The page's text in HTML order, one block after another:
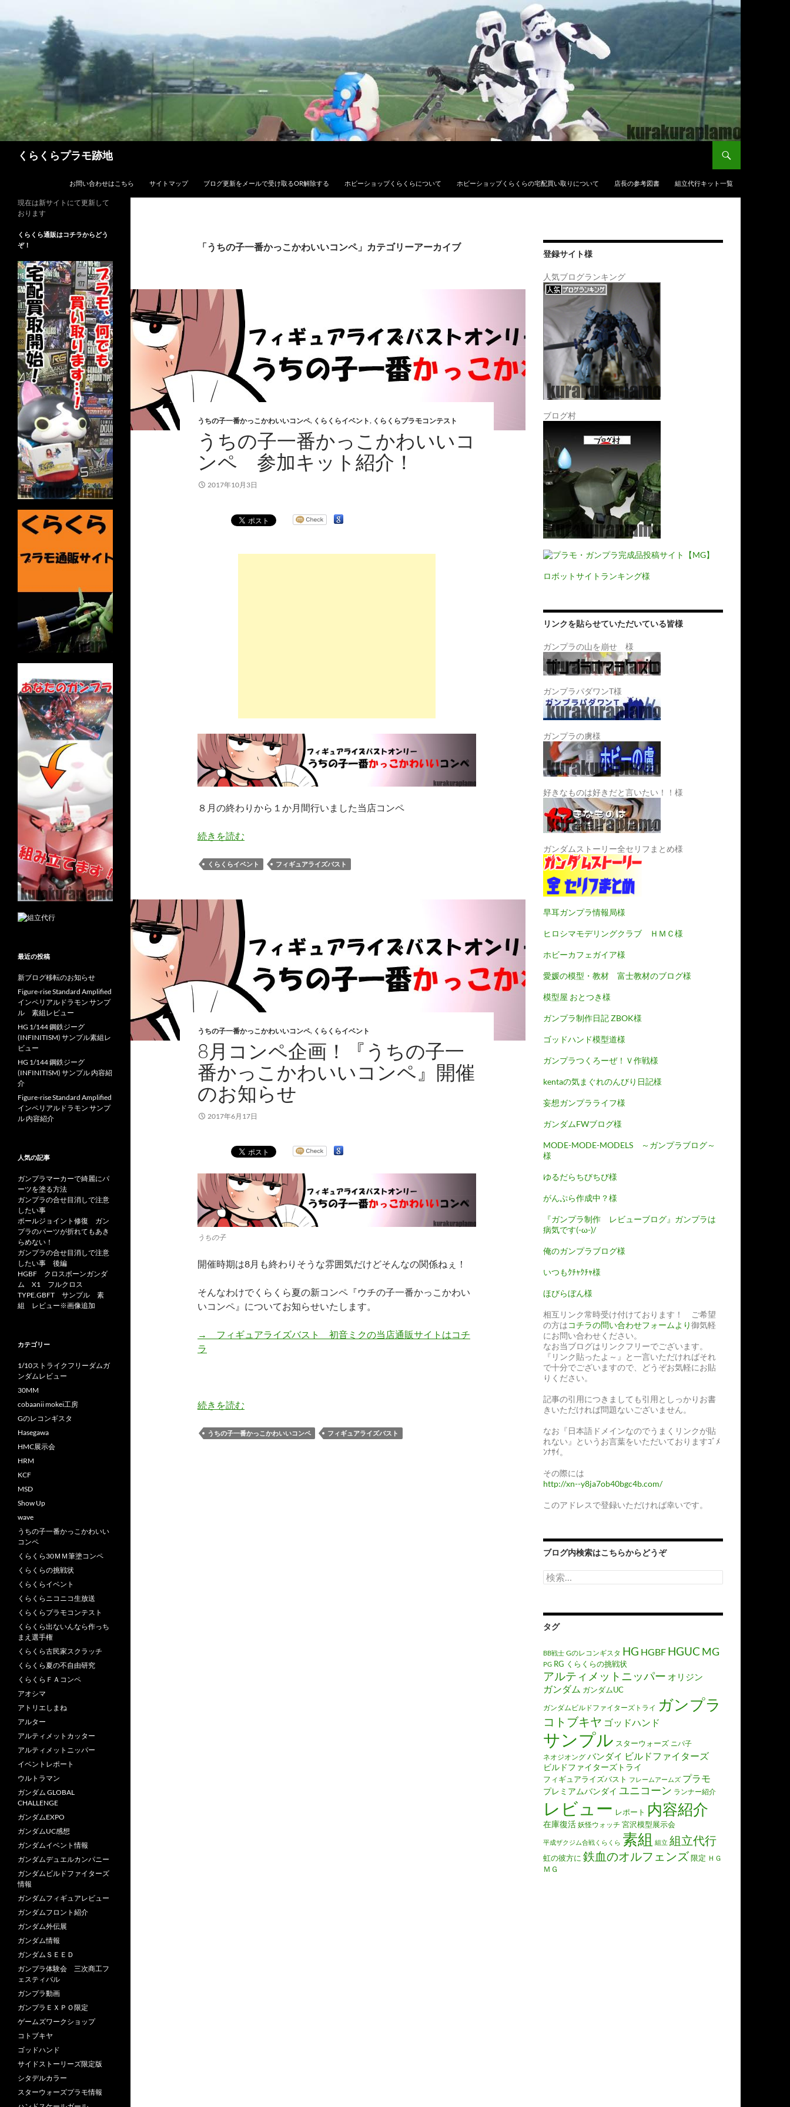
ン
テ
ツ
キ
ッ
プ
くらくらプラモ跡地
お問い合わせはこちら サイトマップ ブログ更新をメールで受け取るOR解除する ホビーショップくらくらについて ホビーショップくらくらの宅配買い取りについて 店長の参考図書 組立代行キット一覧
「うちの子一番かっこかわいいコンペ」カテゴリーアーカイブ
うちの子一番かっこかわいいコンペ, くらくらイベント, くらくらプラモコンテスト
うちの子一番かっこかわいいコ
ンペ 参加キット紹介！
2017年10月3日
８月の終わりから１か月間行いました当店コンペ
続きを読む
くらくらイベント フィギュアライズバスト
うちの子一番かっこかわいいコンペ, くらくらイベント
8月コンペ企画！『うちの子一
番かっこかわいいコンペ』開催
のお知らせ
2017年6月17日
うちの子
開催時期は8月も終わりそうな雰囲気だけどそんなの関係ねぇ！
そんなわけでくらくら夏の新コンペ『ウチの子一番かっこかわい
いコンペ』についてお知らせいたします。
→ フィギュアライズバスト 初音ミクの当店通販サイトはコチ
ラ
続きを読む
うちの子一番かっこかわいいコンペ フィギュアライズバスト
登録サイト様
人気ブログランキング
ブログ村
ロボットサイトランキング様
リンクを貼らせていただいている皆様
ガンプラの山を崩せ 様
ガンプラパダワンT様
ガンプラの虜様
好きなものは好きだと言いたい！！様
ガンダムストーリー全セリフまとめ様
早耳ガンプラ情報局様
ヒロシマモデリングクラブ ＨＭＣ様
ホビーカフェガイア様
愛媛の模型・教材 富士教材のブログ様
模型屋 おとつき様
ガンプラ制作日記 ZBOK様
ゴッドハンド模型道様
ガンプラつくろーぜ！Ｖ作戦様
kentaの気まぐれのんびり日記様
妄想ガンプラライフ様
ガンダムFWブログ様
MODE-MODE-MODELS ～ガンプラブログ～
様
ゆるだらちびちび様
がんぷら作成中？様
『ガンプラ制作 レビューブログ』ガンプラは
病気です(-ω-)/
俺のガンプラブログ様
いつもｸﾁｬｸﾁｬ様
ほびらぼん様
相互リンク常時受け付けております！ ご希望
の方はコチラの問い合わせフォームより御気軽
にお問い合わせください。
なお当ブログはリンクフリーでございます。
『リンク貼ったよ～』と一言いただければそれ
で十分でございますので、どうぞお気軽にお貼
りください。
記事の引用につきましても引用としっかりお書
きいただければ問題ないございません。
なお『日本語ドメインなのでうまくリンクが貼
れない』というお言葉をいただいておりますｺﾞﾒ
ﾝﾅｻｲ。
その際には
http://xn--y8ja7ob40bgc4b.com/
このアドレスで登録いただければ幸いです。
ブログ内検索はこちらからどうぞ
検
索:
タグ
BB戦士 Gのレコンギスタ HG HGBF HGUC MG
PG RG くらくらの挑戦状
アルティメットニッパー オリジン
ガンダム ガンダムUC
ガンダムビルドファイターズトライ ガンプラ
コトブキヤ ゴッドハンド
サンプル スターウォーズ ニパ子
ネオジオング バンダイ ビルドファイターズ
ビルドファイターズトライ
フィギュアライズバスト フレームアームズ プラモ
プレミアムバンダイ ユニコーン ランナー紹介
レビュー レポート 内容紹介
在庫復活 妖怪ウォッチ 宮沢模型展示会
平成ザクジム合戦くらくら 素組 組立 組立代行
虹の彼方に 鉄血のオルフェンズ限定 ＨＧ
ＭＧ
現在は新サイトにて更新して
おります
くらくら通販はコチラからどう
ぞ！
最近の投稿
新ブログ移転のお知らせ
Figure-rise Standard Amplified
インペリアルドラモン サンプ
ル 素組レビュー
HG 1/144 鋼鉄ジーグ
(INFINITISM) サンプル素組レ
ビュー
HG 1/144 鋼鉄ジーグ
(INFINITISM) サンプル 内容紹
介
Figure-rise Standard Amplified
インペリアルドラモン サンプ
ル 内容紹介
人気の記事
ガンプラマーカーで綺麗にパ
ーツを塗る方法
ガンプラの合せ目消しで注意
したい事
ポールジョイント修復 ガン
プラのパーツが折れてもあき
らめない！
ガンプラの合せ目消しで注意
したい事 後編
HGBF クロスボーンガンダ
ム X1 フルクロス
TYPE.GBFT サンプル 素
組 レビュー※画像追加
カテゴリー
1/10ストライクフリーダムガ
ンダムレビュー
30MM
cobaanii mokei工房
Gのレコンギスタ
Hasegawa
HMC展示会
HRM
KCF
MSD
Show Up
wave
うちの子一番かっこかわいい
コンペ
くらくら30ＭＭ筆塗コンペ
くらくらの挑戦状
くらくらイベント
くらくらニコニコ生放送
くらくらプラモコンテスト
くらくら出ないんなら作っち
まえ選手権
くらくら古民家スクラッチ
くらくら夏の不自由研究
くらくらＦＡコンペ
アオシマ
アトリエしまね
アルター
アルティメットカッター
アルティメットニッパー
イベントレポート
ウルトラマン
ガンダム GLOBAL
CHALLENGE
ガンダムEXPO
ガンダムUC感想
ガンダムイベント情報
ガンダムデュエルカンパニー
ガンダムビルドファイターズ
情報
ガンダムフィギュアレビュー
ガンダムフロント紹介
ガンダム外伝展
ガンダム情報
ガンダムＳＥＥＤ
ガンプラ体験会 三次商工フ
ェスティバル
ガンプラ動画
ガンプラＥＸＰＯ限定
ゲームズワークショップ
コトブキヤ
ゴッドハンド
サイドストーリーズ限定版
シタデルカラー
スターウォーズプラモ情報